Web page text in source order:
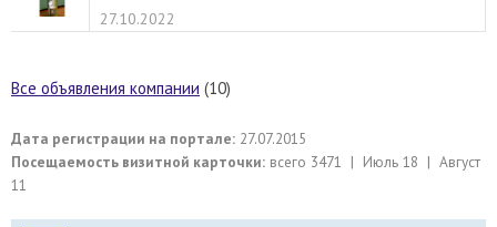
27.10.2022
Все объявления компании (10)
Дата регистрации на портале: 27.07.2015
Посещаемость визитной карточки: всего 3471 | Июль 18 | Август
11